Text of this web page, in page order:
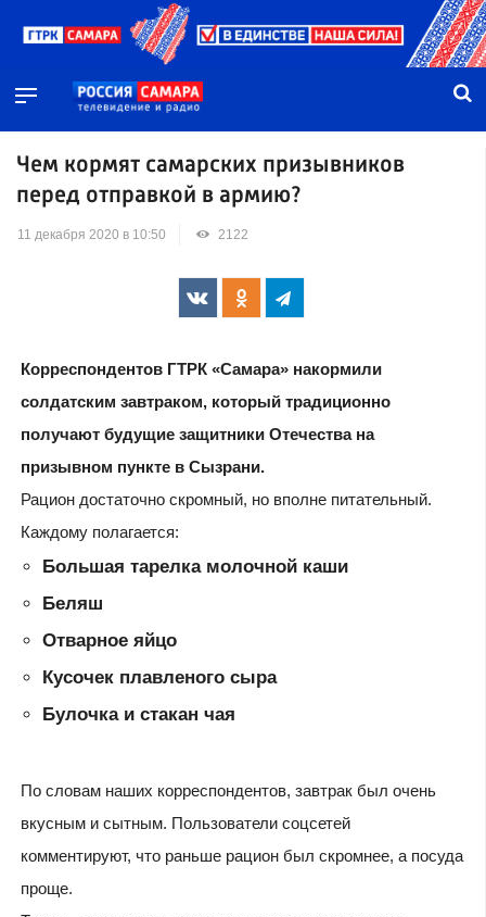
Чем кормят самарских призывников
перед отправкой в армию?
11 декабря 2020 в 10:50 2122
Корреспондентов ГТРК «Самара» накормили
солдатским завтраком, который традиционно
получают будущие защитники Отечества на
призывном пункте в Сызрани.
Рацион достаточно скромный, но вполне питательный.
Каждому полагается:
Большая тарелка молочной каши
Беляш
Отварное яйцо
Кусочек плавленого сыра
Булочка и стакан чая
По словам наших корреспондентов, завтрак был очень
вкусным и сытным. Пользователи соцсетей
комментируют, что раньше рацион был скромнее, а посуда
проще.